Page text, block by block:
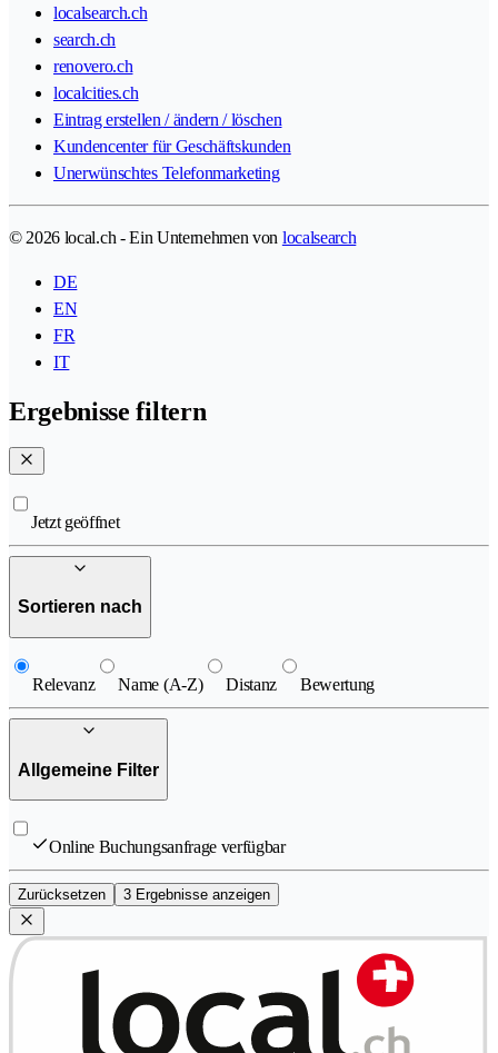
localsearch.ch
search.ch
renovero.ch
localcities.ch
Eintrag erstellen / ändern / löschen
Kundencenter für Geschäftskunden
Unerwünschtes Telefonmarketing
© 2026 local.ch - Ein Unternehmen von localsearch
DE
EN
FR
IT
Ergebnisse filtern
Jetzt geöffnet
Sortieren nach
Relevanz Name (A-Z) Distanz Bewertung
Allgemeine Filter
Online Buchungsanfrage verfügbar
Zurücksetzen 3 Ergebnisse anzeigen